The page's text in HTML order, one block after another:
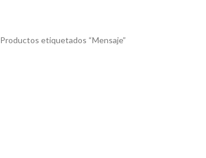
Productos etiquetados “Mensaje”